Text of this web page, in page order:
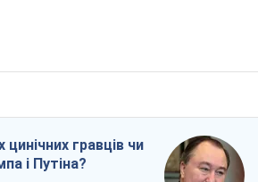
цинічних гравців чи
і Путіна?